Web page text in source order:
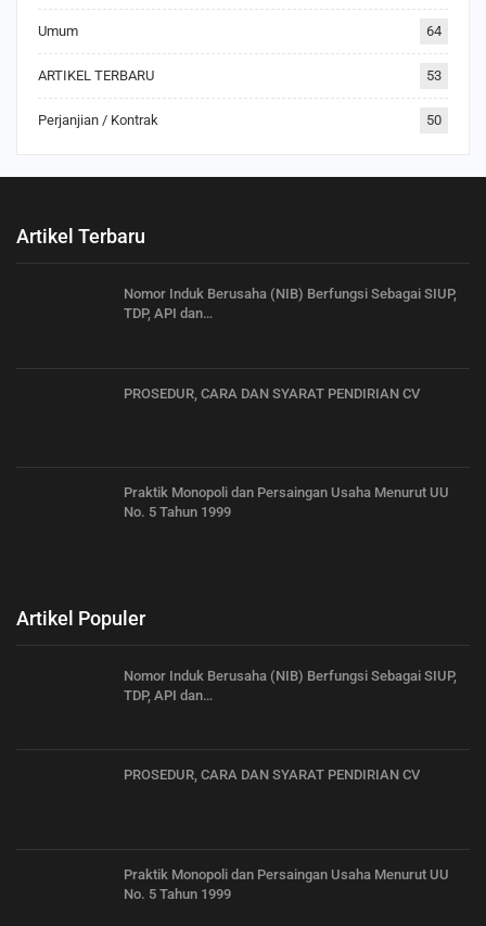
Umum 64
ARTIKEL TERBARU 53
Perjanjian / Kontrak 50
Artikel Terbaru
Nomor Induk Berusaha (NIB) Berfungsi Sebagai SIUP,
TDP, API dan…
PROSEDUR, CARA DAN SYARAT PENDIRIAN CV
Praktik Monopoli dan Persaingan Usaha Menurut UU
No. 5 Tahun 1999
Artikel Populer
Nomor Induk Berusaha (NIB) Berfungsi Sebagai SIUP,
TDP, API dan…
PROSEDUR, CARA DAN SYARAT PENDIRIAN CV
Praktik Monopoli dan Persaingan Usaha Menurut UU
No. 5 Tahun 1999